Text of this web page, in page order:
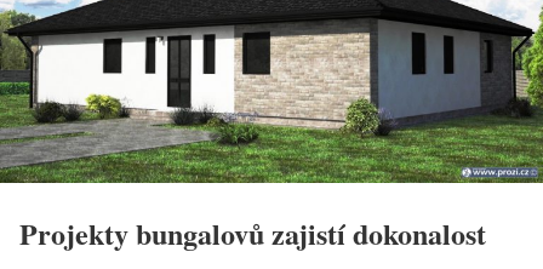
Projekty bungalovů zajistí dokonalost